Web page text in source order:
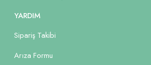
YARDIM
Sipariş Takibi
Arıza Formu